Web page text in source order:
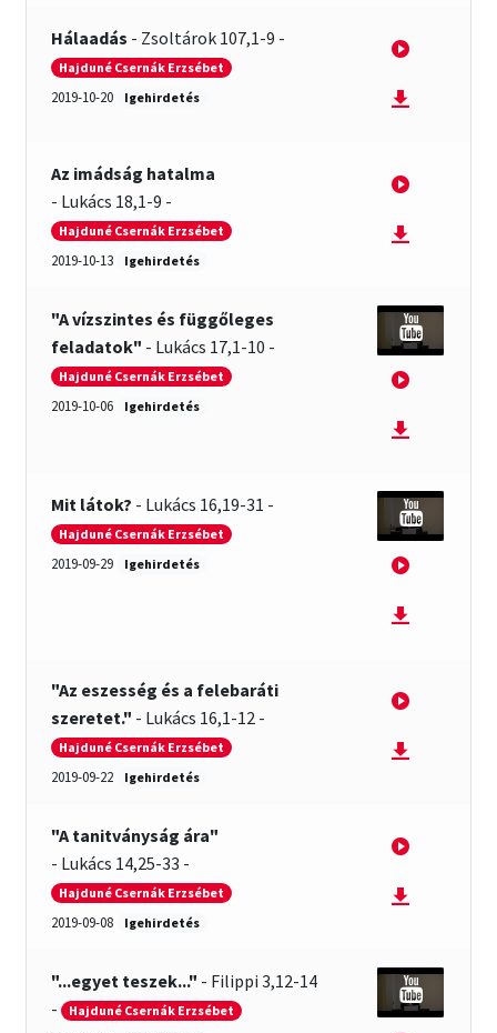
Hálaadás - Zsoltárok 107,1-9 -
Hajduné Csernák Erzsébet
2019-10-20 Igehirdetés
Az imádság hatalma
- Lukács 18,1-9 -
Hajduné Csernák Erzsébet
2019-10-13 Igehirdetés
"A vízszintes és függőleges
feladatok" - Lukács 17,1-10 -
Hajduné Csernák Erzsébet
2019-10-06 Igehirdetés
Mit látok? - Lukács 16,19-31 -
Hajduné Csernák Erzsébet
2019-09-29 Igehirdetés
"Az eszesség és a felebaráti
szeretet." - Lukács 16,1-12 -
Hajduné Csernák Erzsébet
2019-09-22 Igehirdetés
"A tanitványság ára"
- Lukács 14,25-33 -
Hajduné Csernák Erzsébet
2019-09-08 Igehirdetés
"...egyet teszek..." - Filippi 3,12-14
- Hajduné Csernák Erzsébet